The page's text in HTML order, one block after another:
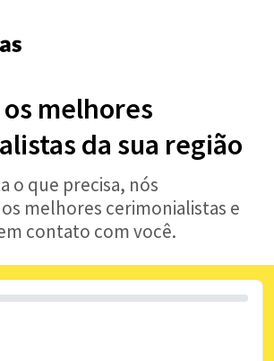
melhores
da sua região
o que precisa, nós
melhores cerimonialistas e
contato com você.